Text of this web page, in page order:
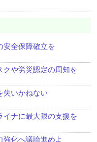
安全保障確立を
や労災認定の周知を
失いかねない
ナに最大限の支援を
化へ議論進めよ